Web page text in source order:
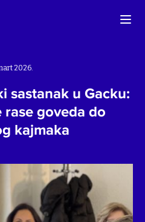
2026.
sastanak u Gacku:
goveda do
kajmaka